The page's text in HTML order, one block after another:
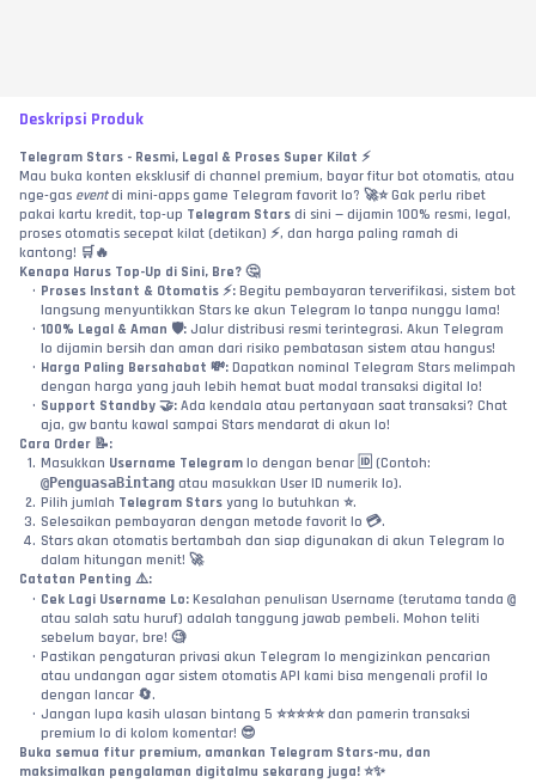
Deskripsi Produk
Telegram Stars - Resmi, Legal & Proses Super Kilat ⚡
Mau buka konten eksklusif di channel premium, bayar fitur bot otomatis, atau
nge-gas event di mini-apps game Telegram favorit lo? 🚀⭐ Gak perlu ribet
pakai kartu kredit, top-up Telegram Stars di sini — dijamin 100% resmi, legal,
proses otomatis secepat kilat (detikan) ⚡, dan harga paling ramah di
kantong! 🛒🔥
Kenapa Harus Top-Up di Sini, Bre? 🤔
Proses Instant & Otomatis ⚡: Begitu pembayaran terverifikasi, sistem bot
langsung menyuntikkan Stars ke akun Telegram lo tanpa nunggu lama!
100% Legal & Aman 🛡️: Jalur distribusi resmi terintegrasi. Akun Telegram
lo dijamin bersih dan aman dari risiko pembatasan sistem atau hangus!
Harga Paling Bersahabat 💸: Dapatkan nominal Telegram Stars melimpah
dengan harga yang jauh lebih hemat buat modal transaksi digital lo!
Support Standby 🤝: Ada kendala atau pertanyaan saat transaksi? Chat
aja, gw bantu kawal sampai Stars mendarat di akun lo!
Cara Order 📝:
Masukkan Username Telegram
@PenguasaBintang atau masukkan User ID numerik lo).
Pilih jumlah Telegram Stars yang lo butuhkan ⭐.
Selesaikan pembayaran dengan metode favorit lo 💳.
Stars akan otomatis bertambah dan siap digunakan di akun Telegram lo
dalam hitungan menit! 🚀
Catatan Penting ⚠️:
Cek Lagi Username Lo: Kesalahan penulisan Username (terutama tanda @
atau salah satu huruf) adalah tanggung jawab pembeli. Mohon teliti
sebelum bayar, bre! 🧐
Pastikan pengaturan privasi akun Telegram lo mengizinkan pencarian
atau undangan agar sistem otomatis API kami bisa mengenali profil lo
dengan lancar 🔄.
Jangan lupa kasih ulasan bintang 5 ⭐⭐⭐⭐⭐ dan pamerin transaksi
premium lo di kolom komentar! 😎
Buka semua fitur premium, amankan Telegram Stars-mu, dan
maksimalkan pengalaman digitalmu sekarang juga! ⭐️✨